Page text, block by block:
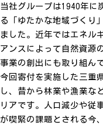
当社グループは1940年に
る「ゆたかな地域づくり
ました。近年ではエネル
アンスによって自然資源
事業の創出にも取り組ん
今回寄付を実施した三重
し、昔から林業や漁業な
リアです。人口減少や従
が喫緊の課題とされる今